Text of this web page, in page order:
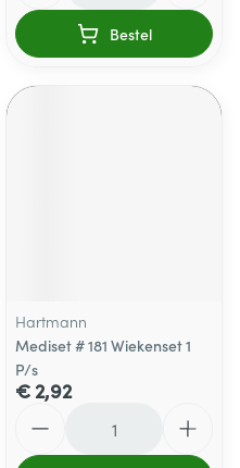
Bestel
Hartmann
Mediset # 181 Wiekenset 1
P/s
€ 2,92